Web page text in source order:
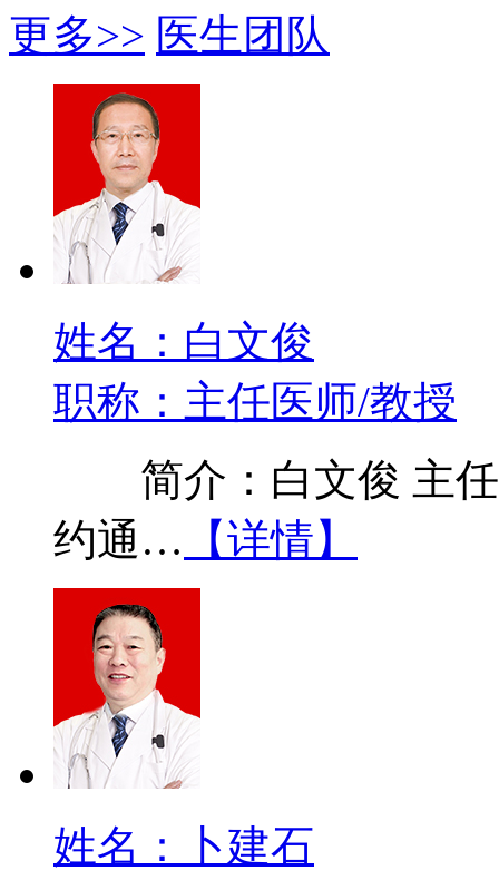
更多>> 医生团队
姓名：白文俊
职称：主任医师/教授
简介：白文俊 主任
约通… 【详情】
姓名：卜建石